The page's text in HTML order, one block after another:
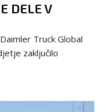
DELE V
Truck Global
zaključilo